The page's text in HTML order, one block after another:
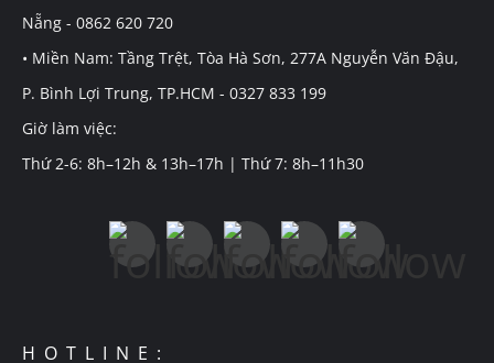
Nẵng - 0862 620 720
• Miền Nam: Tầng Trệt, Tòa Hà Sơn, 277A Nguyễn Văn Đậu,
P. Bình Lợi Trung, TP.HCM - 0327 833 199
Giờ làm việc:
Thứ 2-6: 8h–12h & 13h–17h | Thứ 7: 8h–11h30
HOTLINE: